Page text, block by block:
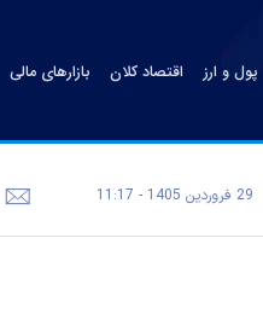
پول و ارز اقتصاد کلان بازارهای مالی
29 فروردين 1405 - 11:17